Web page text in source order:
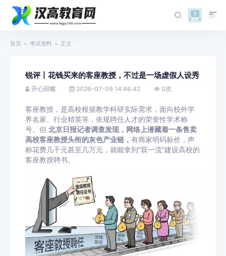
首页 考试资料 正文
锐评丨花钱买来的客座教授，不过是一场虚假人设秀
开心田螺 2026-07-09 14:46:42 0次
客座教授，是高校根据教学科研实际需求，面向校外学
界名家、行业精英等，依规聘任人才的荣誉性学术称
号。但 北京日报记者调查发现，网络上潜藏着一条售卖
高校客座教授头衔的灰色产业链， 有商家明码标价，声
称花费几千元甚至几万元，就能拿到“双一流”建设高校的
客座教授聘书。